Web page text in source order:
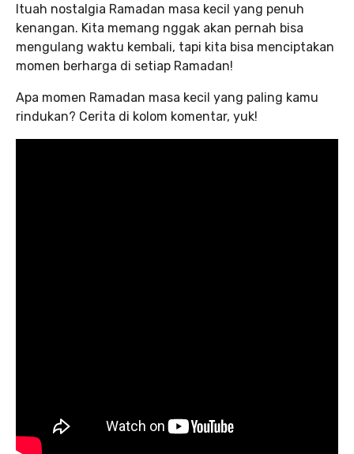
Ituah nostalgia Ramadan masa kecil yang penuh
kenangan. Kita memang nggak akan pernah bisa
mengulang waktu kembali, tapi kita bisa menciptakan
momen berharga di setiap Ramadan!
Apa momen Ramadan masa kecil yang paling kamu
rindukan? Cerita di kolom komentar, yuk!